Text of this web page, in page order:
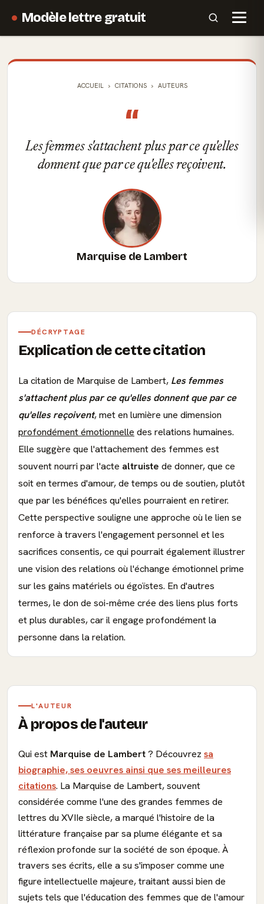
Modèle lettre gratuit
ACCUEIL CITATIONS AUTEURS
“
Les femmes s'attachent plus par ce qu'elles
donnent que par ce qu'elles reçoivent.
Marquise de Lambert
DÉCRYPTAGE
Explication de cette citation
La citation de Marquise de Lambert, Les femmes
s'attachent plus par ce qu'elles donnent que par ce
qu'elles reçoivent, met en lumière une dimension
profondément émotionnelle des relations humaines.
Elle suggère que l'attachement des femmes est
souvent nourri par l'acte altruiste de donner, que ce
soit en termes d'amour, de temps ou de soutien, plutôt
que par les bénéfices qu'elles pourraient en retirer.
Cette perspective souligne une approche où le lien se
renforce à travers l'engagement personnel et les
sacrifices consentis, ce qui pourrait également illustrer
une vision des relations où l'échange émotionnel prime
sur les gains matériels ou égoïstes. En d'autres
termes, le don de soi-même crée des liens plus forts
et plus durables, car il engage profondément la
personne dans la relation.
L'AUTEUR
À propos de l'auteur
Qui est Marquise de Lambert? Découvrez sa
biographie, ses oeuvres ainsi que ses meilleures
citations. La Marquise de Lambert, souvent
considérée comme l'une des grandes femmes de
lettres du XVIIe siècle, a marqué l'histoire de la
littérature française par sa plume élégante et sa
réflexion profonde sur la société de son époque. À
travers ses écrits, elle a su s'imposer comme une
figure intellectuelle majeure, traitant aussi bien de
sujets tels que l'éducation des femmes que de l'amour